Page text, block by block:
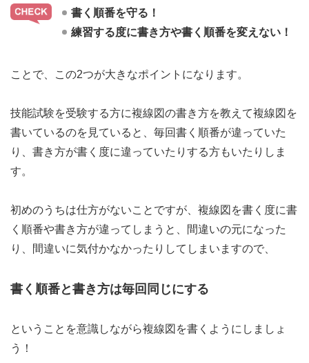
書く順番を守る！
練習する度に書き方や書く順番を変えない！
ことで、この2つが大きなポイントになります。
技能試験を受験する方に複線図の書き方を教えて複線図を
書いているのを見ていると、毎回書く順番が違っていた
り、書き方が書く度に違っていたりする方もいたりしま
す。
初めのうちは仕方がないことですが、複線図を書く度に書
く順番や書き方が違ってしまうと、間違いの元になった
り、間違いに気付かなかったりしてしまいますので、
書く順番と書き方は毎回同じにする
ということを意識しながら複線図を書くようにしましょ
う！